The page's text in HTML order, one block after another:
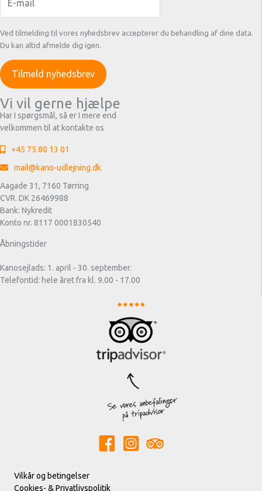
Ved tilmelding til vores nyhedsbrev accepterer du behandling af dine data.
Du kan altid afmelde dig igen.
Vi vil gerne hjælpe
Har I spørgsmål, så er I mere end
velkommen til at kontakte os
+45 75 80 13 01
mail@kano-udlejning.dk
Aagade 31, 7160 Tørring
CVR. DK 26469988
Bank: Nykredit
Konto nr. 8117 0001830540
Åbningstider
Kanosejlads: 1. april - 30. september.
Telefontid: hele året fra kl. 9.00 - 17.00
Vilkår og betingelser
Cookies- & Privatlivspolitik